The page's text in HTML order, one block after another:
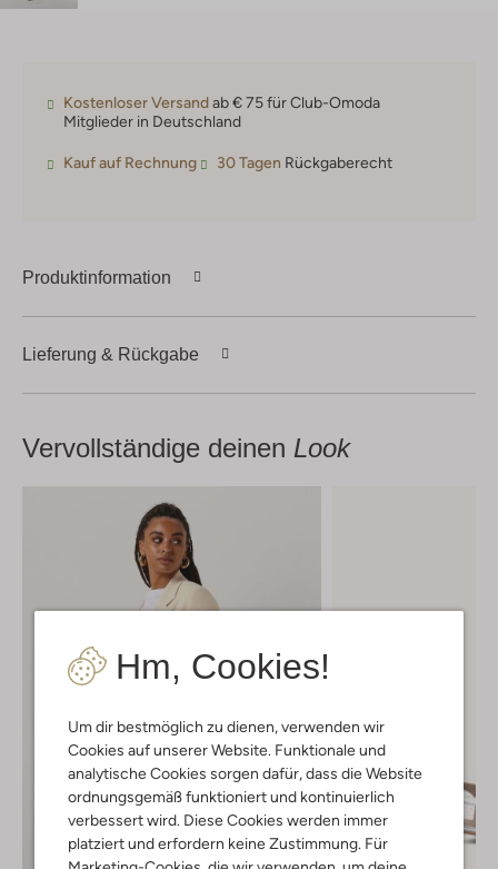
Hm, Cookies!
Um dir bestmöglich zu dienen, verwenden wir
Cookies auf unserer Website. Funktionale und
analytische Cookies sorgen dafür, dass die Website
ordnungsgemäß funktioniert und kontinuierlich
verbessert wird. Diese Cookies werden immer
platziert und erfordern keine Zustimmung. Für
Kostenloser Versandab € 75 für Club-Omoda
Mitglieder in Deutschland
Kauf auf Rechnung 30 Tagen Rückgaberecht
Produktinformation
Lieferung & Rückgabe
Vervollständige deinen Look